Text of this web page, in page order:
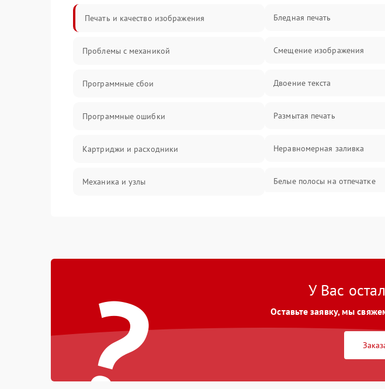
Печать и качество изображения
Проблемы с механикой
Программные сбои
Программные ошибки
Картриджи и расходники
Механика и узлы
Питание и запуск
Изображение
Бледная печать
Смещение изображения
Двоение текста
Размытая печать
Неравномерная заливка
Белые полосы на отпечатке
? У Вас
Оставьте заявку, мы